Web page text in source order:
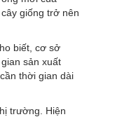
giống trở nên
biết, cơ sở
sản xuất
thời gian dài
trường. Hiện